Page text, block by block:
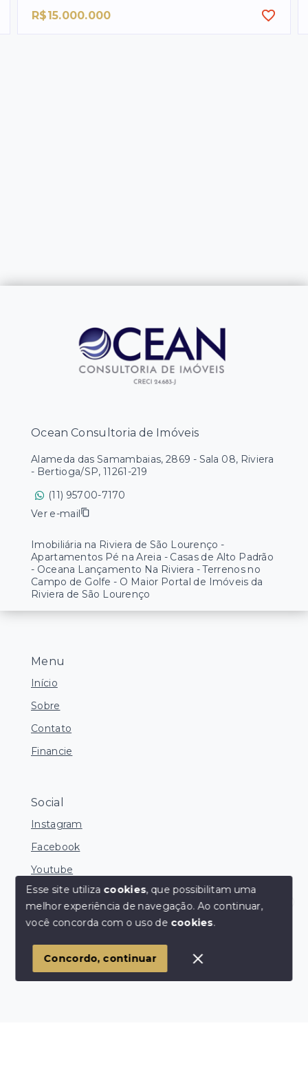
R$15.000.000
Menu
Início
Sobre
Contato
Financie
Social
Instagram
Facebook
Youtube
© Copyright 2026 - Ocean Consultoria de Imóveis -
SITE PARA IMOBILIARIA
Ocean Consultoria de Imóveis
Alameda das Samambaias, 2869 - Sala 08, Riviera
- Bertioga/SP, 11261-219
(11) 95700-7170
Ver e-mail
Imobiliária na Riviera de São Lourenço -
Apartamentos Pé na Areia - Casas de Alto Padrão
- Oceana Lançamento Na Riviera - Terrenos no
Campo de Golfe - O Maior Portal de Imóveis da
Riviera de São Lourenço
Corretores Online
Esse site utiliza cookies, que possibilitam uma
melhor experiência de navegação.Ao continuar,
você concorda com o uso de cookies.
Concordo, continuar